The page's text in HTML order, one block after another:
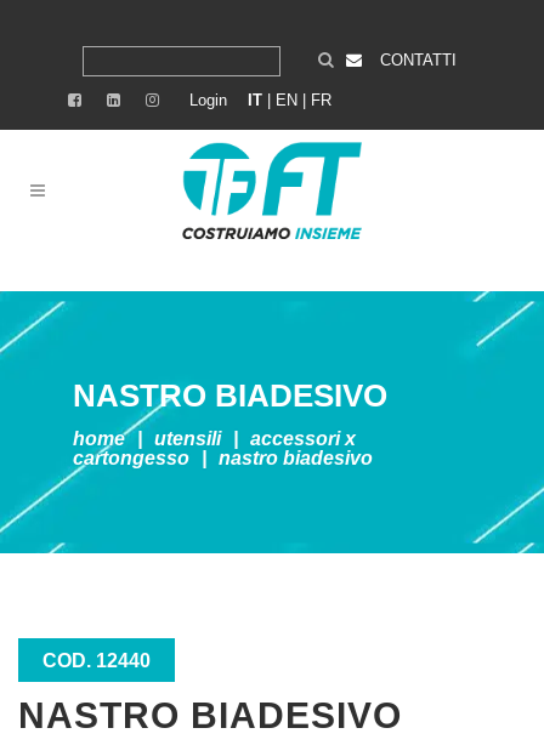
CONTATTI
Login IT EN FR
NASTRO BIADESIVO
home utensili
accessori x
cartongesso
nastro biadesivo
COD. 12440
NASTRO BIADESIVO